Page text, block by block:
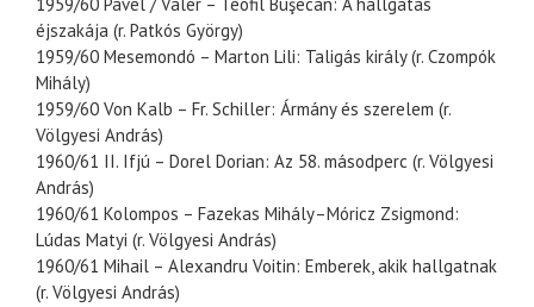
1959/60 Pavel / Valer – Teofil Buşecan: A hallgatás
éjszakája (r. Patkós György)
1959/60 Mesemondó – Marton Lili: Taligás király (r. Czompók
Mihály)
1959/60 Von Kalb – Fr. Schiller: Ármány és szerelem (r.
Völgyesi András)
1960/61 II. Ifjú – Dorel Dorian: Az 58. másodperc (r. Völgyesi
András)
1960/61 Kolompos – Fazekas Mihály–Móricz Zsigmond:
Lúdas Matyi (r. Völgyesi András)
1960/61 Mihail – Alexandru Voitin: Emberek, akik hallgatnak
(r. Völgyesi András)